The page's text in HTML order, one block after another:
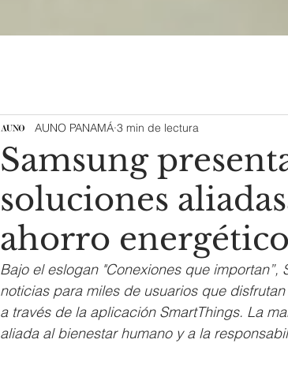
Samsung
soluciones
ahorro
AUNO PANAMÁ 3 min de lectura
Bajo el eslogan "Conexiones que
noticias para miles de usuarios que
a través de la aplicación SmartThings. La
aliada al bienestar humano y a la